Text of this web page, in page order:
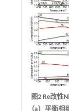
图2 Re改性
（a）平衡